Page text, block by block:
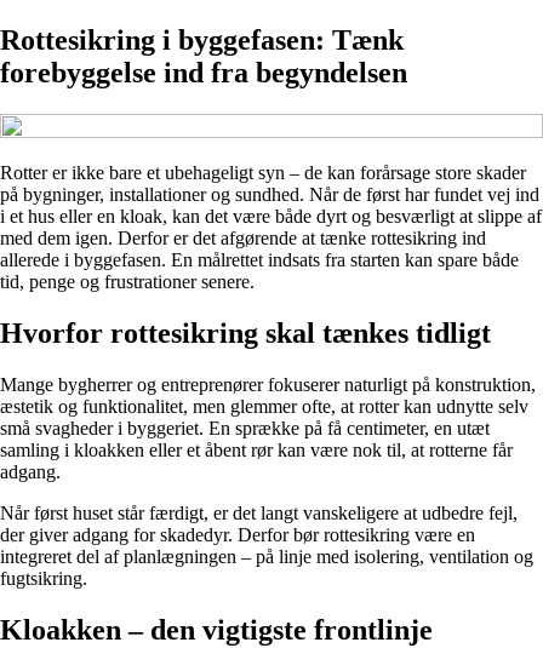
Rottesikring i byggefasen: Tænk
forebyggelse ind fra begyndelsen
Rotter er ikke bare et ubehageligt syn – de kan forårsage store skader
på bygninger, installationer og sundhed. Når de først har fundet vej ind
i et hus eller en kloak, kan det være både dyrt og besværligt at slippe af
med dem igen. Derfor er det afgørende at tænke rottesikring ind
allerede i byggefasen. En målrettet indsats fra starten kan spare både
tid, penge og frustrationer senere.
Hvorfor rottesikring skal tænkes tidligt
Mange bygherrer og entreprenører fokuserer naturligt på konstruktion,
æstetik og funktionalitet, men glemmer ofte, at rotter kan udnytte selv
små svagheder i byggeriet. En sprække på få centimeter, en utæt
samling i kloakken eller et åbent rør kan være nok til, at rotterne får
adgang.
Når først huset står færdigt, er det langt vanskeligere at udbedre fejl,
der giver adgang for skadedyr. Derfor bør rottesikring være en
integreret del af planlægningen – på linje med isolering, ventilation og
fugtsikring.
Kloakken – den vigtigste frontlinje